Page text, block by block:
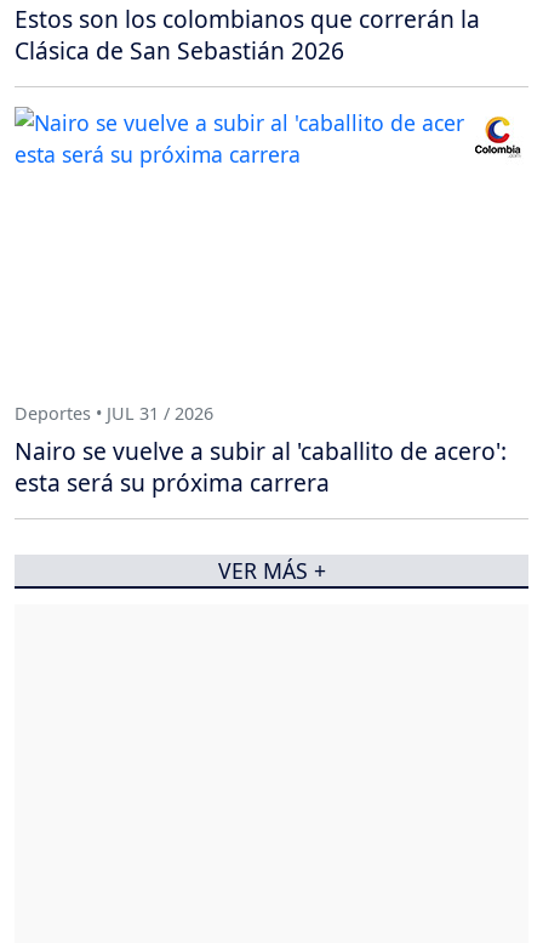
Estos son los colombianos que correrán la
Clásica de San Sebastián 2026
Deportes • JUL 31 / 2026
Nairo se vuelve a subir al 'caballito de acero':
esta será su próxima carrera
VER MÁS +